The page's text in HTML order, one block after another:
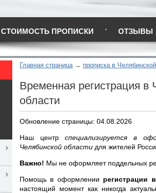
СТОИМОСТЬ ПРОПИСКИ ОТЗЫВЫ
Главная страница прописка в
Временная регистрация в
области
Обновление страницы: 04.08.2026
Наш центрспециализируется в
Челябинской области для жителей
Важно! Мы не оформляет поддельных
Помощь в оформлении регистрации
настоящий момент как никогда